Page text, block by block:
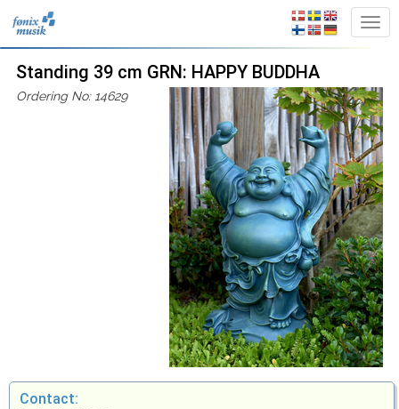
Standing 39 cm GRN: HAPPY BUDDHA
Ordering No: 14629
Contact: